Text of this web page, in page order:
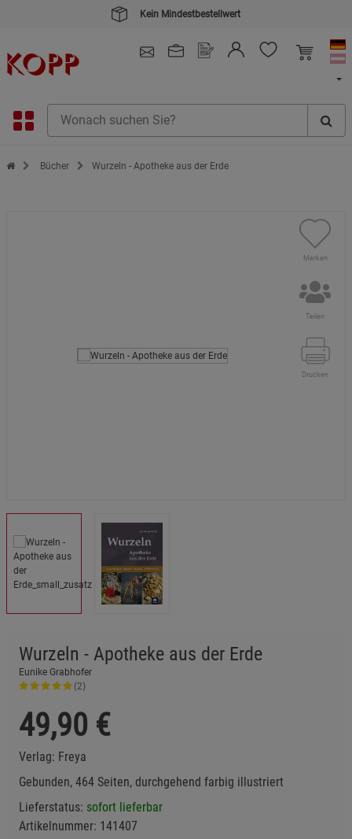
Kein Mindestbestellwert
Zur Startseite des Kopp Verlag Online-Shop
Bücher Wurzeln - Apotheke aus der Erde
Merken
Teilen
Drucken
Wurzeln - Apotheke aus der Erde
Eunike Grabhofer
(2)
49,90 €
Verlag: Freya
Gebunden, 464 Seiten, durchgehend farbig illustriert
Lieferstatus: sofort lieferbar
Artikelnummer: 141407